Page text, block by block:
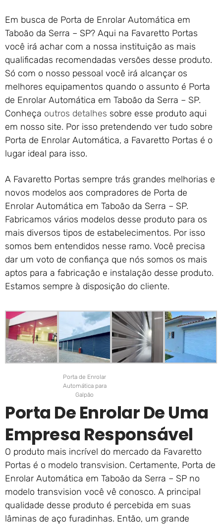
Enrolar em Nova Iguaçu – RJ
Portão de Garagem de
Enrolar em Nova Friburgo –
Em busca de Porta de Enrolar Automática em
Taboão da Serra – SP? Aqui na Favaretto Portas
você irá achar com a nossa instituição as mais
qualificadas recomendadas versões desse produto.
Só com o nosso pessoal você irá alcançar os
melhores equipamentos quando o assunto é Porta
de Enrolar Automática em Taboão da Serra – SP.
Conheça outros detalhes sobre esse produto aqui
em nosso site. Por isso pretendendo ver tudo sobre
Porta de Enrolar Automática, a Favaretto Portas é o
lugar ideal para isso.
A Favaretto Portas sempre trás grandes melhorias e
novos modelos aos compradores de Porta de
Enrolar Automática em Taboão da Serra – SP.
Fabricamos vários modelos desse produto para os
mais diversos tipos de estabelecimentos. Por isso
somos bem entendidos nesse ramo. Você precisa
dar um voto de confiança que nós somos os mais
aptos para a fabricação e instalação desse produto.
Estamos sempre à disposição do cliente.
Porta de Enrolar
Automática para
Galpão
Porta De Enrolar De Uma
Empresa Responsável
O produto mais incrível do mercado da Favaretto
Portas é o modelo transvision. Certamente, Porta de
Enrolar Automática em Taboão da Serra – SP no
modelo transvision você vê conosco. A principal
qualidade desse produto é percebida em suas
lâminas de aço furadinhas. Então, um grande